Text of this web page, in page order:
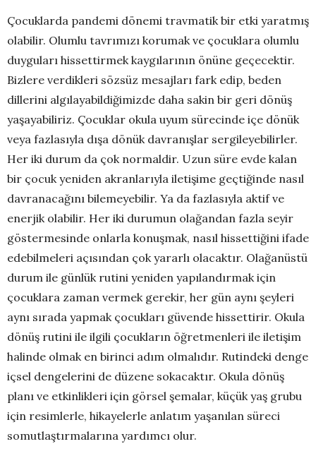
Çocuklarda pandemi dönemi travmatik bir etki yaratmış
olabilir. Olumlu tavrımızı korumak ve çocuklara olumlu
duyguları hissettirmek kaygılarının önüne geçecektir.
Bizlere verdikleri sözsüz mesajları fark edip, beden
dillerini algılayabildiğimizde daha sakin bir geri dönüş
yaşayabiliriz. Çocuklar okula uyum sürecinde içe dönük
veya fazlasıyla dışa dönük davranışlar sergileyebilirler.
Her iki durum da çok normaldir. Uzun süre evde kalan
bir çocuk yeniden akranlarıyla iletişime geçtiğinde nasıl
davranacağını bilemeyebilir. Ya da fazlasıyla aktif ve
enerjik olabilir. Her iki durumun olağandan fazla seyir
göstermesinde onlarla konuşmak, nasıl hissettiğini ifade
edebilmeleri açısından çok yararlı olacaktır. Olağanüstü
durum ile günlük rutini yeniden yapılandırmak için
çocuklara zaman vermek gerekir, her gün aynı şeyleri
aynı sırada yapmak çocukları güvende hissettirir. Okula
dönüş rutini ile ilgili çocukların öğretmenleri ile iletişim
halinde olmak en birinci adım olmalıdır. Rutindeki denge
içsel dengelerini de düzene sokacaktır. Okula dönüş
planı ve etkinlikleri için görsel şemalar, küçük yaş grubu
için resimlerle, hikayelerle anlatım yaşanılan süreci
somutlaştırmalarına yardımcı olur.